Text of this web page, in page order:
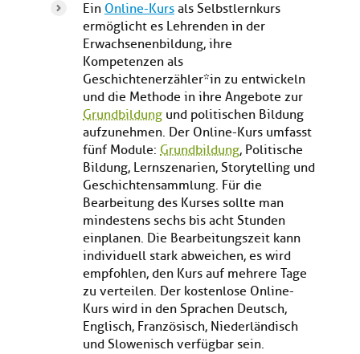
Ein Online-Kurs als Selbstlernkurs
ermöglicht es Lehrenden in der
Erwachsenenbildung, ihre
Kompetenzen als
Geschichtenerzähler*in zu entwickeln
und die Methode in ihre Angebote zur
Grundbildung und politischen Bildung
aufzunehmen. Der Online-Kurs umfasst
fünf Module: Grundbildung, Politische
Bildung, Lernszenarien, Storytelling und
Geschichtensammlung. Für die
Bearbeitung des Kurses sollte man
mindestens sechs bis acht Stunden
einplanen. Die Bearbeitungszeit kann
individuell stark abweichen, es wird
empfohlen, den Kurs auf mehrere Tage
zu verteilen. Der kostenlose Online-
Kurs wird in den Sprachen Deutsch,
Englisch, Französisch, Niederländisch
und Slowenisch verfügbar sein.